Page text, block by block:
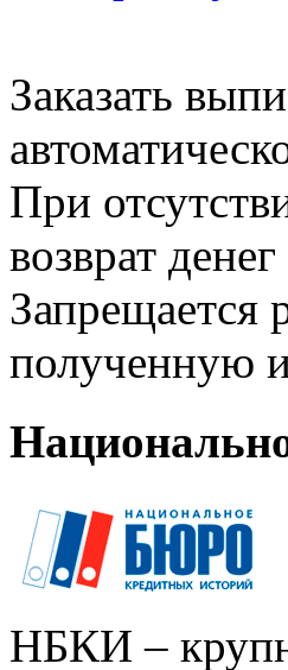
Заказать
При
возврат
Запрещается
полученную
НБКИ –